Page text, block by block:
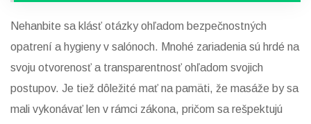
Nehanbite sa klásť otázky ohľadom bezpečnostných
opatrení a hygieny v salónoch. Mnohé zariadenia sú hrdé na
svoju otvorenosť a transparentnosť ohľadom svojich
postupov. Je tiež dôležité mať na pamäti, že masáže by sa
mali vykonávať len v rámci zákona, pričom sa rešpektujú